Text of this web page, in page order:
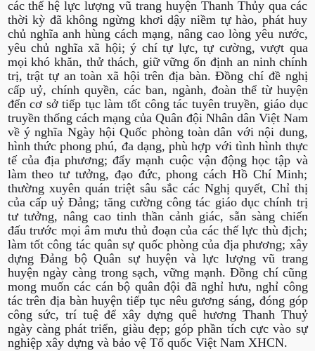
các thế hệ lực lượng vũ trang huyện Thanh Thủy qua các
thời kỳ đã không ngừng khơi dậy niềm tự hào, phát huy
chủ nghĩa anh hùng cách mạng, nâng cao lòng yêu nước,
yêu chủ nghĩa xã hội; ý chí tự lực, tự cường, vượt qua
mọi khó khăn, thử thách, giữ vững ổn định an ninh chính
trị, trật tự an toàn xã hội trên địa bàn. Đồng chí đề nghị
cấp uỷ, chính quyền, các ban, ngành, đoàn thể từ huyện
đến cơ sở tiếp tục làm tốt công tác tuyên truyền, giáo dục
truyền thống cách mạng của Quân đội Nhân dân Việt Nam
về ý nghĩa Ngày hội Quốc phòng toàn dân với nội dung,
hình thức phong phú, đa dạng, phù hợp với tình hình thực
tế của địa phương; đẩy mạnh cuộc vận động học tập và
làm theo tư tưởng, đạo đức, phong cách Hồ Chí Minh;
thường xuyên quán triệt sâu sắc các Nghị quyết, Chỉ thị
của cấp uỷ Đảng; tăng cường công tác giáo dục chính trị
tư tưởng, nâng cao tinh thần cảnh giác, sẵn sàng chiến
đấu trước mọi âm mưu thủ đoạn của các thế lực thù địch;
làm tốt công tác quân sự quốc phòng của địa phương; xây
dựng Đảng bộ Quân sự huyện và lực lượng vũ trang
huyện ngày càng trong sạch, vững mạnh. Đồng chí cũng
mong muốn các cán bộ quân đội đã nghỉ hưu, nghỉ công
tác trên địa bàn huyện tiếp tục nêu gương sáng, đóng góp
công sức, trí tuệ để xây dựng quê hương Thanh Thuỷ
ngày càng phát triển, giàu đẹp; góp phần tích cực vào sự
nghiệp xây dựng và bảo vệ Tổ quốc Việt Nam XHCN.